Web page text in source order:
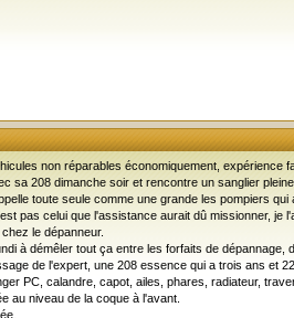
non réparables économiquement, expérience
sa 208 dimanche soir et rencontre un sanglier
toute seule comme une grande les pompiers
pas celui que l'assistance aurait dû missionner, je
le dépanneur.
à démêler tout ça entre les forfaits de
de l'expert, une 208 essence qui a trois ans et
PC, calandre, capot, ailes, phares, radiateur,
au niveau de la coque à l'avant.